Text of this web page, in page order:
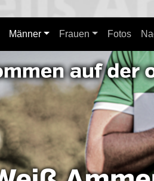
Männer Frauen Fotos